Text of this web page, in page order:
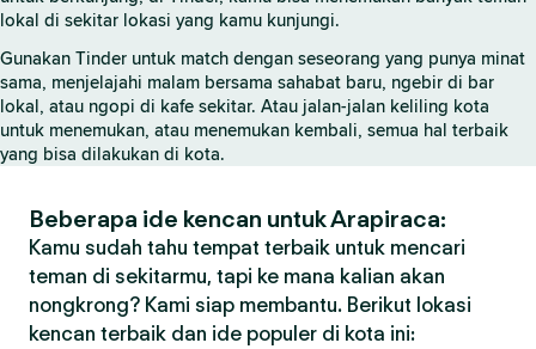
r
lokal di sekitar lokasi yang kamu kunjungi.
Gunakan Tinder untuk match dengan seseorang yang punya minat
sama, menjelajahi malam bersama sahabat baru, ngebir di bar
lokal, atau ngopi di kafe sekitar. Atau jalan-jalan keliling kota
untuk menemukan, atau menemukan kembali, semua hal terbaik
yang bisa dilakukan di kota.
Beberapa ide kencan untuk Arapiraca:
Kamu sudah tahu tempat terbaik untuk mencari
teman di sekitarmu, tapi ke mana kalian akan
nongkrong? Kami siap membantu. Berikut lokasi
kencan terbaik dan ide populer di kota ini: